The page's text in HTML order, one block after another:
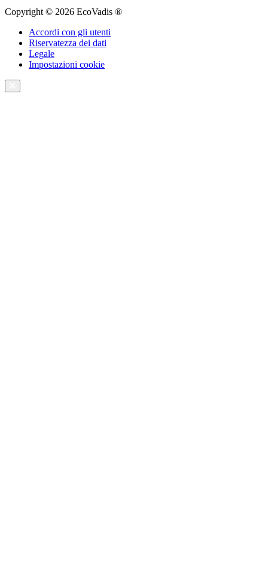
Copyright © 2026 EcoVadis ®
Accordi con gli utenti
Riservatezza dei dati
Legale
Impostazioni cookie